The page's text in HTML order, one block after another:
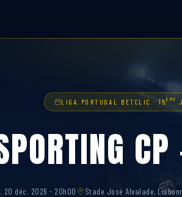
LIGA PORTUGAL BETCLIC · 15ÈME
20 déc. 2026 - 20h00 Stade José Alvalade,